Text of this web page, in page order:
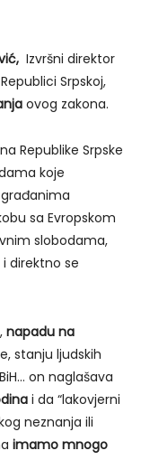
Izvršni direktor
Srpskoj,
ovog zakona.
Republike Srpske
koje
sa Evropskom
slobodama,
direktno se
napadu na
stanju ljudskih
on naglašava
i da “lakovjerni
neznanja ili
imamo mnogo